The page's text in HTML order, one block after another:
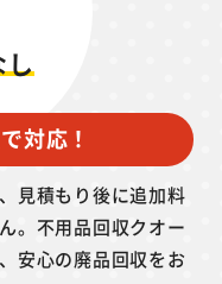
し
対応！
見積もり後に追加料
。不用品回収クオー
安心の廃品回収をお